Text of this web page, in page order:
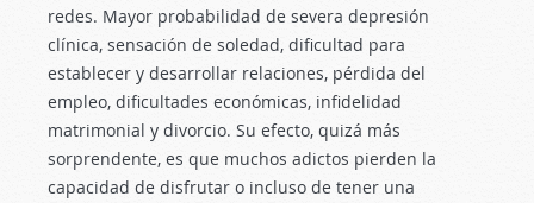
redes. Mayor probabilidad de severa depresión
clínica, sensación de soledad, dificultad para
establecer y desarrollar relaciones, pérdida del
empleo, dificultades económicas, infidelidad
matrimonial y divorcio. Su efecto, quizá más
sorprendente, es que muchos adictos pierden la
capacidad de disfrutar o incluso de tener una